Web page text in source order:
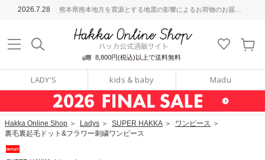
2026.7.28 熊本県熊本地方を震源とする地震の影響によるお荷物のお届けについて
8,800円(税込)以上で送料無料
LADY'S kids & baby Madu
通販サイト
Hakka Online Shop ＞ Ladys ＞ SUPER HAKKA ＞ ワンピース ＞
裏毛裏起毛ドット&フラワー刺繍ワンピース